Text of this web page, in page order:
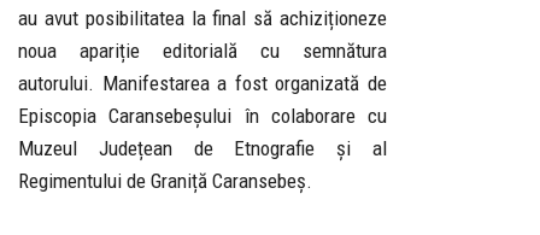
au avut posibilitatea la final să achiziționeze
noua apariție editorială cu semnătura
autorului. Manifestarea a fost organizată de
Episcopia Caransebeșului în colaborare cu
Muzeul Județean de Etnografie și al
Regimentului de Graniță Caransebeș.